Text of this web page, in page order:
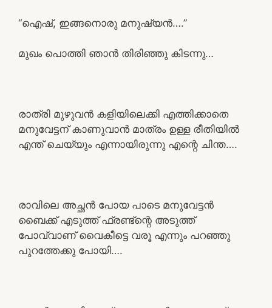
“ഐഷ്, ഇങ്ങനൊരു മനുഷ്യൻ….”
മുഖം പൊത്തി ഞാൻ തിരിഞ്ഞു കിടന്നു…
രാത്രി മുഴുവൻ കളിയിലെക്കി എത്തിക്കാതെ
മനുവേട്ടന് കാണുവാൻ മാത്രം ഉള്ള രീതിയിൽ
എന്ത് ചെയ്യും എന്നായിരുന്നു എന്റെ ചിന്ത….
രാവിലെ അച്ഛൻ പോയ പാടെ മനുവേട്ടൻ
ബൈക്ക് എടുത്ത് ഫ്രണ്ട്‌ന്റെ അടുത്ത്
പോവ്വാണ് വൈകീട്ടെ വരൂ എന്നും പറഞ്ഞു
പുറത്തേക്കു പോയി….